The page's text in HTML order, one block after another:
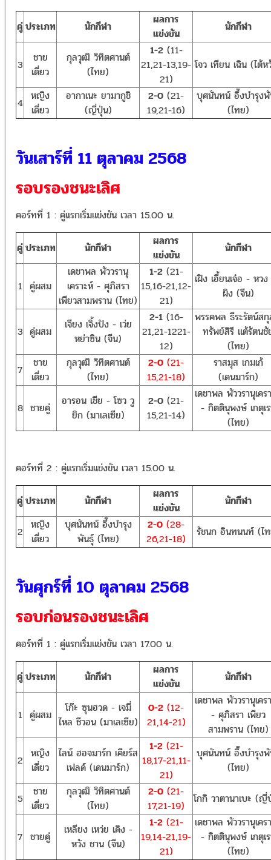
คู่ประเภท นักกีฬา
ผลการ
แข่งขัน
นักกีฬา
3
ชาย
เดี่ยว
กุลวุฒิ วิทิตศานต์
(ไทย)
1-2(11-
21,21-13,19-
21)
โจว เทียน เฉิน (ไต้
4 หญิง
เดี่ยว
อากาเนะ ยามากูชิ
(ญี่ปุ่น)
2-0 (21-
19,21-16)
บุศนันทน์ อึ๊งบํารุง
(ไทย)
วันเสาร์ที่ 11 ตุลาคม 2568
รอบรองชนะเลิศ
คอร์ทที่ 1 : คู่แรกเริ่มแข่งขัน เวลา 15.00 น.
คู่ประเภท นักกีฬา
ผลการ
แข่งขัน
นักกีฬา
1 คู่ผสม
เดชาพล พัววรานุ
เคราะห์ - ศุภิสรา
เพียวสามพราน (ไทย)
1-2(21-
15,16-21,12-
21)
เฝิง เอี้ยนเจ๋อ - หว
ผิง (จีน)
3 คู่ผสม
เจียง เจิ้งปัง - เว่ย
หย่าซิน (จีน)
2-1(16-
21,21-1221-
12)
พรรคพล ธีระรัตน์ส
ทรัพย์สิรี แต้รัตนชั
(ไทย)
7
ชาย
เดี่ยว
กุลวุฒิ วิทิตศานต์
(ไทย)
2-0 (21-
15,21-18)
ราสมุส เกมเก้
(เดนมาร์ก)
8 ชายคู่
อารอน เชีย - โซว วู
ยิก (มาเลเซีย)
2-0 (21-
15,21-14)
เดชาพล พัววรานุเคร
- กิตตินุพงษ์ เกตุเ
(ไทย)
คอร์ทที่ 2 : คู่แรกเริ่มแข่งขัน เวลา 15.00 น.
คู่ประเภท นักกีฬา
ผลการ
แข่งขัน
นักกีฬา
2 หญิง
เดี่ยว
บุศนันทน์ อึ๊งบํารุง
พันธุ์ (ไทย)
2-0 (28-
26,21-18)
รัชนก อินทนนท์ (ไ
วันศุกร์ที่ 10 ตุลาคม 2568
รอบก่อนรองชนะเลิศ
คอร์ทที่ 1 : คู่แรกเริ่มแข่งขัน เวลา 17.00 น.
คู่ประเภท นักกีฬา
ผลการ
แข่งขัน
นักกีฬา
1 คู่ผสม
โก๊ะ ซุนฮวด - เจมี่
ไหล ชีวอน (มาเลเซีย)
0-2 (12-
21,14-21)
เดชาพล พัววรานุเคร
- ศุภิสรา เพียว
สามพราน (ไทย)
2 หญิง
เดี่ยว
ไลน์ ฮอจมาร์ก เคียร์ส
เฟลด์ (เดนมาร์ก)
1-2(21-
18,17-21,11-
21)
บุศนันทน์ อึ๊งบํารุง
(ไทย)
5
ชาย
เดี่ยว
กุลวุฒิ วิทิตศานต์
(ไทย)
2-0 (21-
17,21-19)
โกกิ วาตานาเบะ (
7 ชายคู่
เหลียง เหว่ย เคิง -
หวัง ชาน (จีน)
1-2(21-
19,14-21,19-
21)
เดชาพล พัววรานุเคร
- กิตตินุพงษ์ เกตุเ
(ไทย)